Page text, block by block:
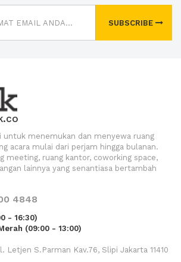
SUBSCRIBE
untuk menemukan dan menyewa ruang
acara mulai dari perjam hingga bulanan.
meeting, ruang kantor, coworking space,
lainnya yang senantiasa bertambah
4848
- 16:30)
(09:00 - 13:00)
Letjen S.Parman Kav.76, Slipi Jakarta 11410